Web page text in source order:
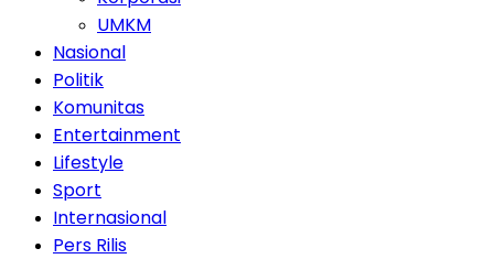
UMKM
Nasional
Politik
Komunitas
Entertainment
Lifestyle
Sport
Internasional
Pers Rilis